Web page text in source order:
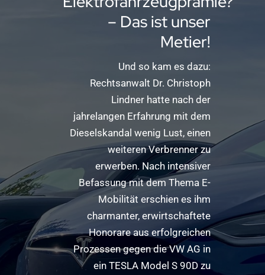
– Das ist unser
Metier!
Und so kam es dazu:
Rechtsanwalt Dr. Christoph
Lindner hatte nach der
jahrelangen Erfahrung mit dem
Dieselskandal wenig Lust, einen
weiteren Verbrenner zu
erwerben. Nach intensiver
Befassung mit dem Thema E-
Mobilität erschien es ihm
charmanter, erwirtschaftete
Honorare aus erfolgreichen
Prozessen gegen die VW AG in
ein TESLA Model S 90D zu